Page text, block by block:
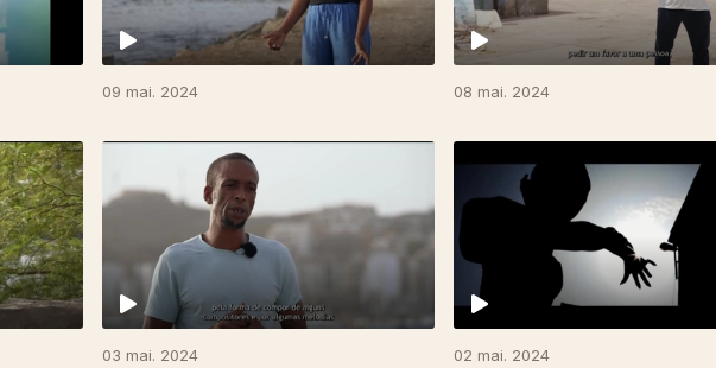
09 mai. 2024 08 mai. 2024
03 mai. 2024 02 mai. 2024